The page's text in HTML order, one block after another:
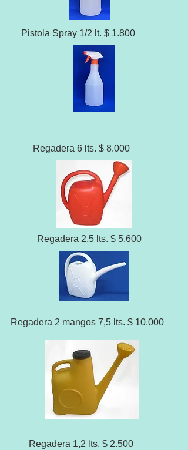
Pistola Spray 1/2 lt. $ 1.800
Regadera 6 lts. $ 8.000
Regadera 2,5 lts. $ 5.600
Regadera 2 mangos 7,5 lts. $ 10.000
Regadera 1,2 lts. $ 2.500